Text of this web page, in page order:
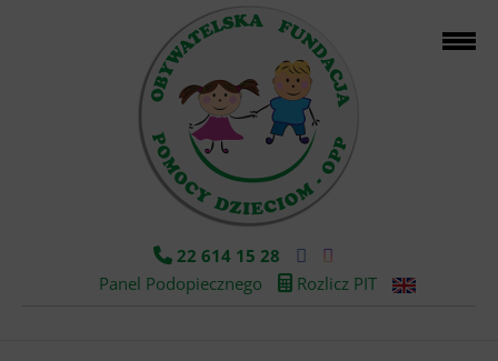
22 614 15 28
Panel Podopiecznego
Rozlicz PIT